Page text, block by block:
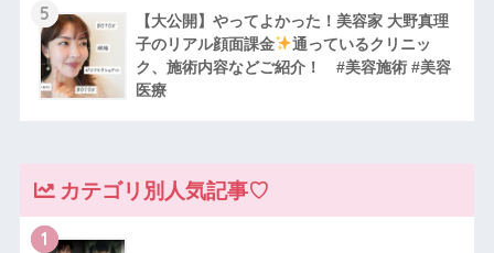
5
【大公開】やってよかった！美容家 大野真理
子のリアル顔面課金
通っているクリニッ
ク、施術内容などご紹介！ #美容施術 #美容
医療
カテゴリ別人気記事♡
1